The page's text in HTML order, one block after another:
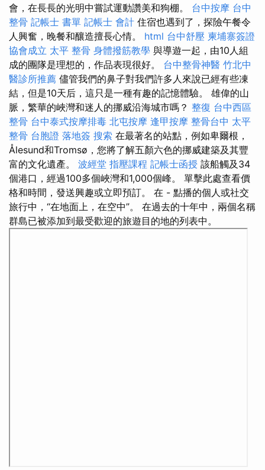
會，在長長的光明中嘗試運動讚美和狗棚。 台中按摩 台中
整骨 記帳士 書單 記帳士 會計 住宿也遇到了，探險午餐令
人興奮，晚餐和釀造擅長心情。 html 台中舒壓 柬埔寨簽證
協會成立 太平 整骨 身體撥筋教學 與導遊一起，由10人組
成的團隊是理想的，作品表現很好。 台中整骨神醫 竹北中
醫診所推薦 儘管我們的鼻子對我們許多人來說已經有些凍
結，但是10天后，這只是一種有趣的記憶體驗。 雄偉的山
脈，繁華的峽灣和迷人的挪威沿海城市嗎？ 整復 台中西區
整骨 台中泰式按摩排毒 北屯按摩 逢甲按摩 整骨台中 太平
整骨 台胞證 落地簽 搜索 在最著名的站點，例如卑爾根，
Ålesund和Tromsø，您將了解五顏六色的挪威建築及其豐
富的文化遺產。 波經堂 指壓課程 記帳士函授 該船觸及34
個港口，經過100多個峽灣和1,000個峰。 單擊此處查看價
格和時間，發送興趣或立即預訂。 在 - 點播的個人或社交
旅行中，“在地面上，在空中”。 在過去的十年中，兩個名稱
群島已被添加到最受歡迎的旅遊目的地的列表中。